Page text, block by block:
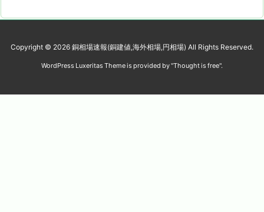
Copyright © 2026 銅相場速報(銅建値,海外相場,円相場) All Rights Reserved.
WordPress Luxeritas Theme is provided by "Thought is free".